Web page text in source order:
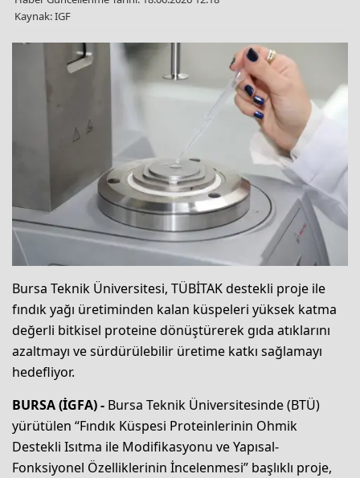
Kaynak: IGF
Bursa Teknik Üniversitesi, TÜBİTAK destekli proje ile
fındık yağı üretiminden kalan küspeleri yüksek katma
değerli bitkisel proteine dönüştürerek gıda atıklarını
azaltmayı ve sürdürülebilir üretime katkı sağlamayı
hedefliyor.
BURSA (İGFA) - Bursa Teknik Üniversitesinde (BTÜ)
yürütülen “Fındık Küspesi Proteinlerinin Ohmik
Destekli Isıtma ile Modifikasyonu ve Yapısal-
Fonksiyonel Özelliklerinin İncelenmesi” başlıklı proje,